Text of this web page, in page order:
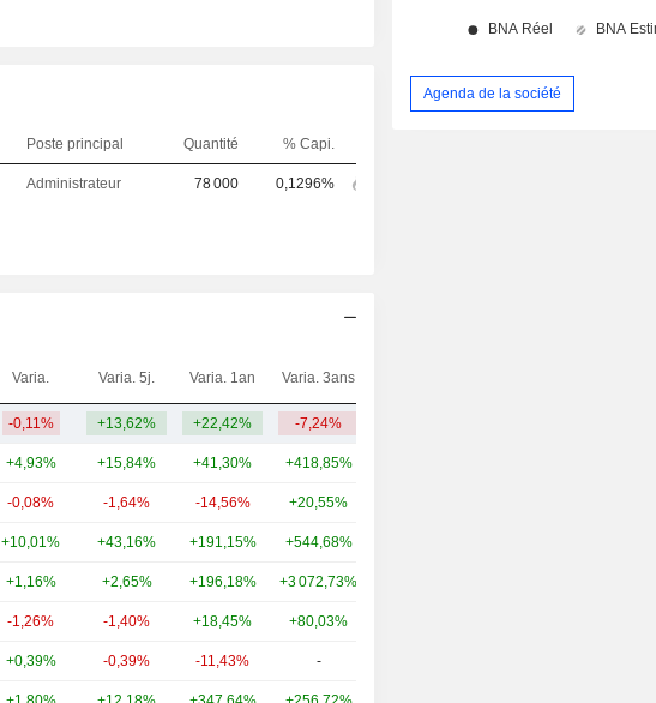
Poste principal Quantité % Capi.
Administrateur 78 000 0,1296%
Varia. Varia. 5j. Varia. 1an Varia. 3ans
-0,11% +13,62% +22,42% -7,24%
+4,93% +15,84% +41,30% +418,85%
-0,08% -1,64% -14,56% +20,55%
+10,01% +43,16% +191,15% +544,68%
+1,16% +2,65% +196,18% +3 072,73%
-1,26% -1,40% +18,45% +80,03%
+0,39% -0,39% -11,43% -
Agenda de la société